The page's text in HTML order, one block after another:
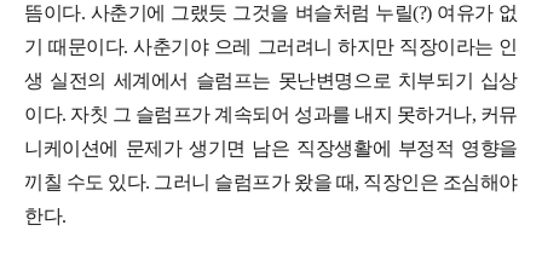
뜸이다. 사춘기에 그랬듯 그것을 벼슬처럼 누릴(?) 여유가 없
기 때문이다. 사춘기야 으레 그러려니 하지만 직장이라는 인
생 실전의 세계에서 슬럼프는 못난변명으로 치부되기 십상
이다. 자칫 그 슬럼프가 계속되어 성과를 내지 못하거나, 커뮤
니케이션에 문제가 생기면 남은 직장생활에 부정적 영향을
끼칠 수도 있다. 그러니 슬럼프가 왔을 때, 직장인은 조심해야
한다.